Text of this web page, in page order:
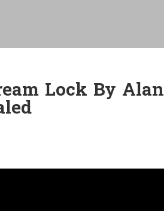
Lock By Alan